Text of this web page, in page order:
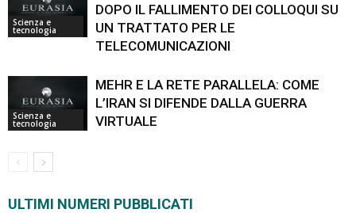
Scienza e
tecnologia
DOPO IL FALLIMENTO DEI COLLOQUI SU
UN TRATTATO PER LE
TELECOMUNICAZIONI
Scienza e
tecnologia
MEHR E LA RETE PARALLELA: COME
L’IRAN SI DIFENDE DALLA GUERRA
VIRTUALE
ULTIMI NUMERI PUBBLICATI